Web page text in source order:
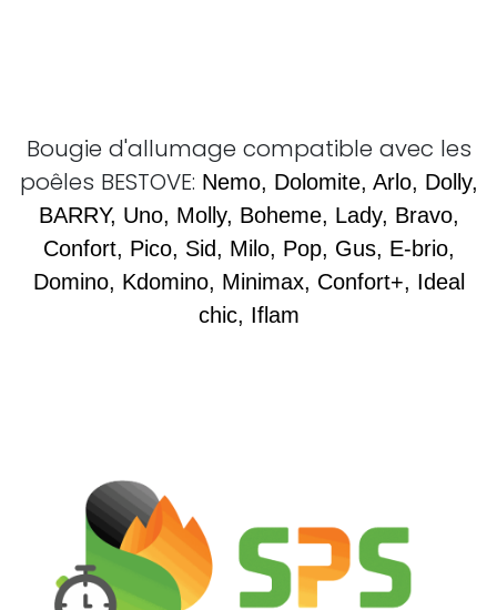
Bougie d'allumage compatible avec les
poêles BESTOVE: Nemo, Dolomite, Arlo, Dolly,
BARRY, Uno, Molly, Boheme, Lady, Bravo,
Confort, Pico, Sid, Milo, Pop, Gus, E-brio,
Domino, Kdomino, Minimax, Confort+, Ideal
chic, Iflam